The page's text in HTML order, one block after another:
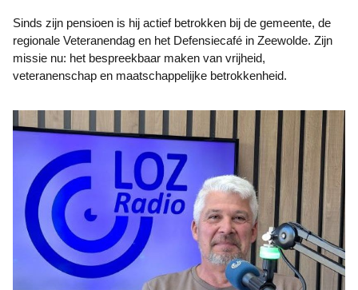
Sinds zijn pensioen is hij actief betrokken bij de gemeente, de
regionale Veteranendag en het Defensiecafé in Zeewolde. Zijn
missie nu: het bespreekbaar maken van vrijheid,
veteranenschap en maatschappelijke betrokkenheid.